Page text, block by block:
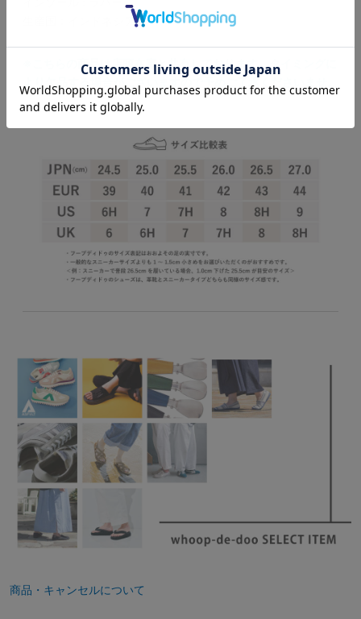
生産国：インドネシア
※こちらの商品は店頭在庫と共有しております。タイミングに
より欠品する場合がございますので予めご了承くださいませ。
商品・キャンセルについて